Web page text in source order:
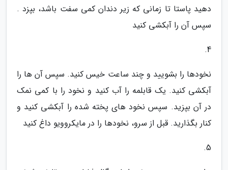
دهید پاستا تا زمانی که زیر دندان کمی سفت باشد، بپزد .
سپس آن را آبکشی کنید
4.
نخودها را بشویید و چند ساعت خیس کنید. سپس آن ها را
آبکشی کنید. یک قابلمه را آب کنید و نخود را با کمی نمک
در آن بپزید. سپس نخود های پخته شده را آبکشی کنید و
کنار بگذارید. قبل از سرو، نخودها را در مایکروویو داغ کنید
5.